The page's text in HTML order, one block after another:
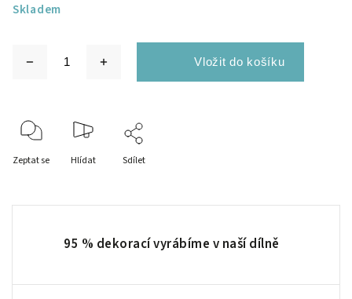
Skladem
Zeptat se Hlídat Sdílet
95 % dekorací vyrábíme v naší dílně